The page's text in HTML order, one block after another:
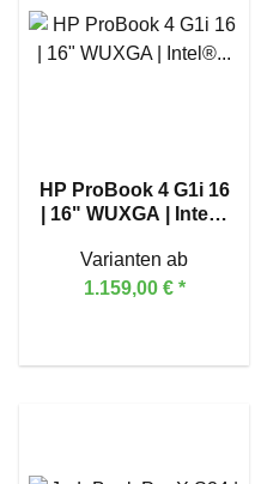
HP ProBook 4 G1i 16
| 16" WUXGA | Intel®
Varianten ab
1.159,00 € *